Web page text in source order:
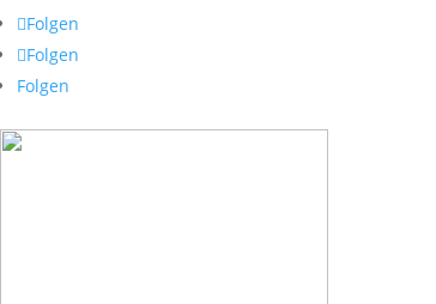
Folgen
Folgen
Folgen